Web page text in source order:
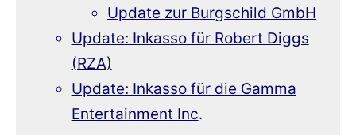
Update zur Burgschild GmbH
Update: Inkasso für Robert Diggs
(RZA)
Update: Inkasso für die Gamma
Entertainment Inc.